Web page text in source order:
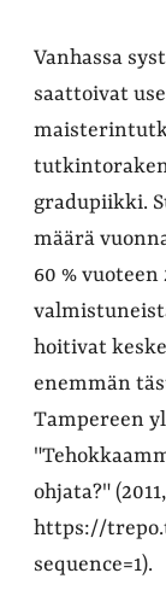
Vanhassa
saattoivat
gradupiikki.
määrä
60 %
hoitivat
enemmän
Tampereen
ohjata?"
https://
sequence=1).